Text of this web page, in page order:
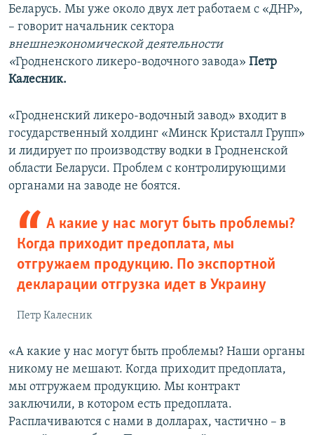
Беларусь. Мы уже около двух лет работаем с «ДНР»,
– говорит начальник сектора
внешнеэкономической деятельности
«Гродненского ликеро-водочного завода» Петр
Калесник.
«Гродненский ликеро-водочный завод» входит в
государственный холдинг «Минск Кристалл Групп»
и лидирует по производству водки в Гродненской
области Беларуси. Проблем с контролирующими
органами на заводе не боятся.
А какие у нас могут быть проблемы?
Когда приходит предоплата, мы
отгружаем продукцию. По экспортной
декларации отгрузка идет в Украину
Петр Калесник
«А какие у нас могут быть проблемы? Наши органы
никому не мешают. Когда приходит предоплата,
мы отгружаем продукцию. Мы контракт
заключили, в котором есть предоплата.
Расплачиваются с нами в долларах, частично – в